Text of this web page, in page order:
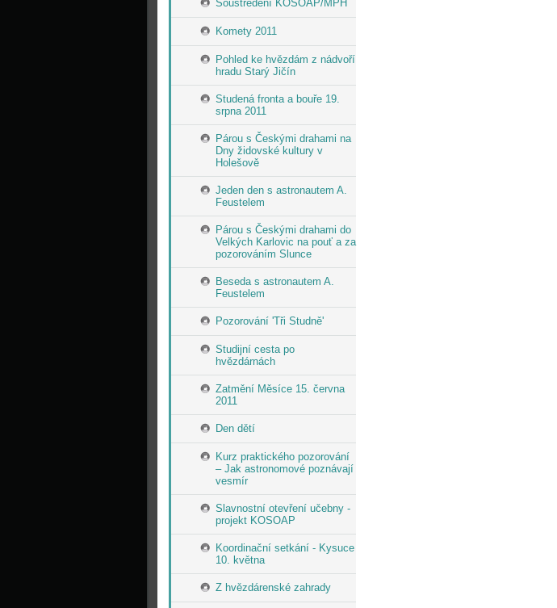
Soustředění KOSOAP/MPH
Komety 2011
Pohled ke hvězdám z nádvoří
hradu Starý Jičín
Studená fronta a bouře 19.
srpna 2011
Párou s Českými drahami na
Dny židovské kultury v
Holešově
Jeden den s astronautem A.
Feustelem
Párou s Českými drahami do
Velkých Karlovic na pouť a za
pozorováním Slunce
Beseda s astronautem A.
Feustelem
Pozorování 'Tři Studně'
Studijní cesta po
hvězdárnách
Zatmění Měsíce 15. června
2011
Den dětí
Kurz praktického pozorování
– Jak astronomové poznávají
vesmír
Slavnostní otevření učebny -
projekt KOSOAP
Koordinační setkání - Kysuce
10. května
Z hvězdárenské zahrady